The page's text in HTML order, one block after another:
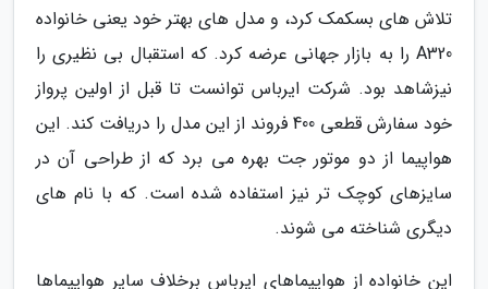
تلاش های بسکمک کرد، و مدل های بهتر خود یعنی خانواده
A320 را به بازار جهانی عرضه کرد. که استقبال بی نظیری را
نیزشاهد بود. شرکت ایرباس توانست تا قبل از اولین پرواز
خود سفارش قطعی 400 فروند از این مدل را دریافت کند. این
هواپیما از دو موتور جت بهره می برد که از طراحی آن در
سایزهای کوچک تر نیز استفاده شده است. که با نام های
دیگری شناخته می شوند.
این خانواده از هواپیماهای ایرباس برخلاف سایر هواپیماها